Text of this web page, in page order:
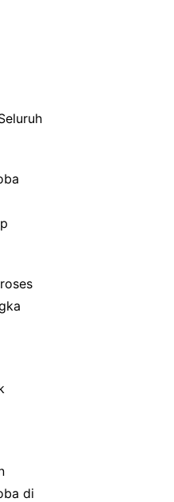
di